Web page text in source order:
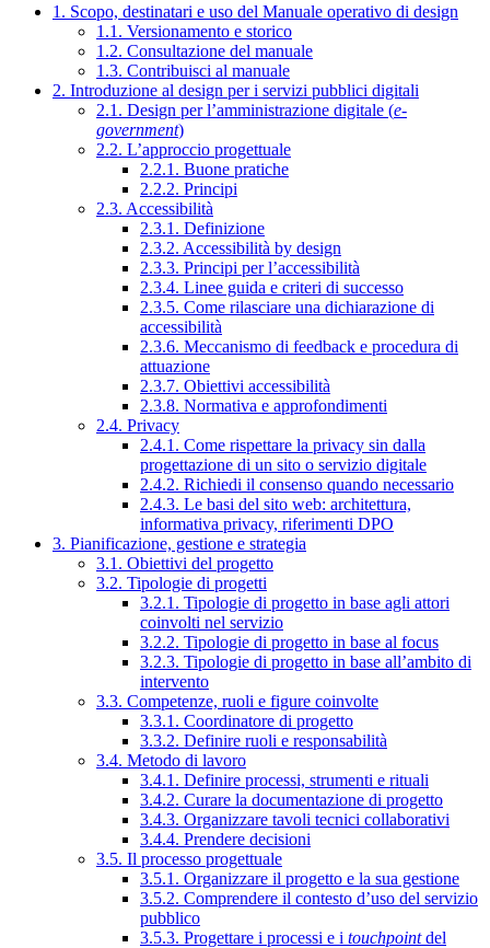
1. Scopo, destinatari e uso del Manuale operativo di design
1.1. Versionamento e storico
1.2. Consultazione del manuale
1.3. Contribuisci al manuale
2. Introduzione al design per i servizi pubblici digitali
2.1. Design per l’amministrazione digitale (e-
government)
2.2. L’approccio progettuale
2.2.1. Buone pratiche
2.2.2. Principi
2.3. Accessibilità
2.3.1. Definizione
2.3.2. Accessibilità by design
2.3.3. Principi per l’accessibilità
2.3.4. Linee guida e criteri di successo
2.3.5. Come rilasciare una dichiarazione di
accessibilità
2.3.6. Meccanismo di feedback e procedura di
attuazione
2.3.7. Obiettivi accessibilità
2.3.8. Normativa e approfondimenti
2.4. Privacy
2.4.1. Come rispettare la privacy sin dalla
progettazione di un sito o servizio digitale
2.4.2. Richiedi il consenso quando necessario
2.4.3. Le basi del sito web: architettura,
informativa privacy, riferimenti DPO
3. Pianificazione, gestione e strategia
3.1. Obiettivi del progetto
3.2. Tipologie di progetti
3.2.1. Tipologie di progetto in base agli attori
coinvolti nel servizio
3.2.2. Tipologie di progetto in base al focus
3.2.3. Tipologie di progetto in base all’ambito di
intervento
3.3. Competenze, ruoli e figure coinvolte
3.3.1. Coordinatore di progetto
3.3.2. Definire ruoli e responsabilità
3.4. Metodo di lavoro
3.4.1. Definire processi, strumenti e rituali
3.4.2. Curare la documentazione di progetto
3.4.3. Organizzare tavoli tecnici collaborativi
3.4.4. Prendere decisioni
3.5. Il processo progettuale
3.5.1. Organizzare il progetto e la sua gestione
3.5.2. Comprendere il contesto d’uso del servizio
pubblico
3.5.3. Progettare i processi e i touchpointdel